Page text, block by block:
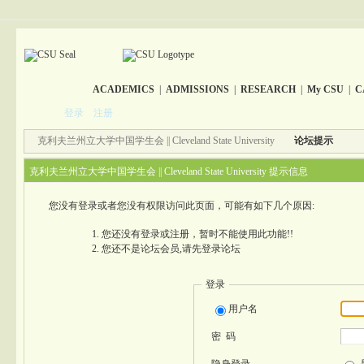
ACADEMICS| ADMISSIONS| RESEARCH| My CSU|
登录 注册
克利夫兰州立大学中国学生会 || Cleveland State University 论坛提示
克利夫兰州立大学中国学生会 || Cleveland State University 提示信息
您没有登录或者您没有权限访问此页面，可能有如下几个原因:
您还没有登录或注册，暂时不能使用此功能!!
您还不是论坛会员,请先登录论坛
登录
用户名
密 码